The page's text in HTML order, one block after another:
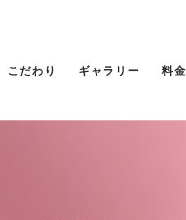
こだわり ギャラリー 料金